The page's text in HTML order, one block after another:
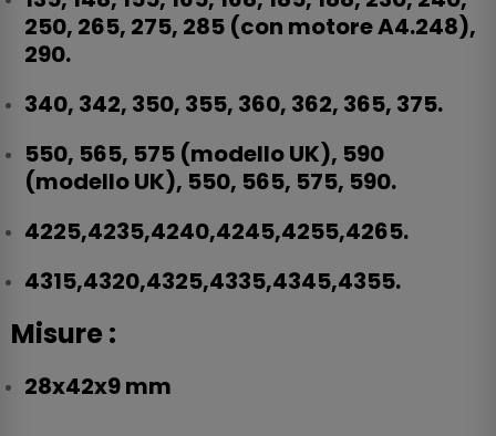
250, 265, 275, 285 (con motore A4.248),
290.
340, 342, 350, 355, 360, 362, 365, 375.
550, 565, 575 (modello UK), 590
(modello UK), 550, 565, 575, 590.
4225,4235,4240,4245,4255,4265.
4315,4320,4325,4335,4345,4355.
Misure :
28x42x9 mm